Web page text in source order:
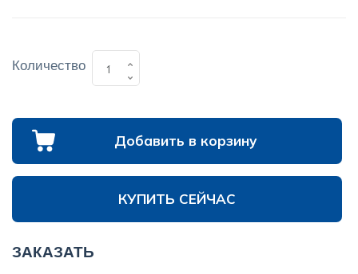
Количество
Добавить в корзину
КУПИТЬ СЕЙЧАС
ЗАКАЗАТЬ